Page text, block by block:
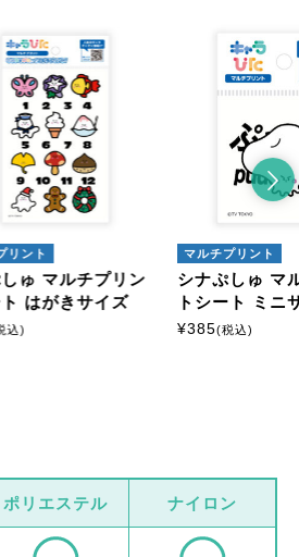
リント
ゅ マルチプリン
ト はがきサイズ
込)
マルチプリント
シナぷしゅ マ
トシート ミニ
¥385(税込)
ポリエステル ナイロン